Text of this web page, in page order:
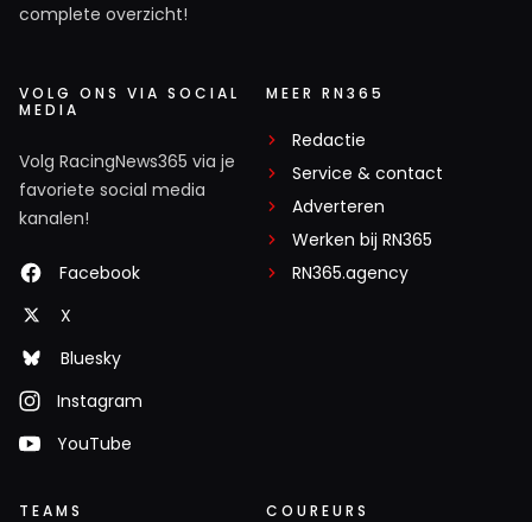
complete overzicht!
VOLG ONS VIA SOCIAL
MEDIA
Volg RacingNews365 via je
favoriete social media
kanalen!
Facebook
X
Bluesky
Instagram
YouTube
MEER RN365
Redactie
Service & contact
Adverteren
Werken bij RN365
RN365.agency
TEAMS COUREURS